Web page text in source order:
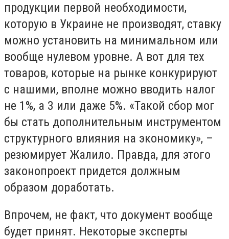
продукции первой необходимости,
которую в Украине не производят, ставку
можно установить на минимальном или
вообще нулевом уровне. А вот для тех
товаров, которые на рынке конкурируют
с нашими, вполне можно вводить налог
не 1%, а 3 или даже 5%. «Такой сбор мог
бы стать дополнительным инструментом
структурного влияния на экономику», –
резюмирует Жалило. Правда, для этого
законопроект придется должным
образом доработать.
Впрочем, не факт, что документ вообще
будет принят. Некоторые эксперты